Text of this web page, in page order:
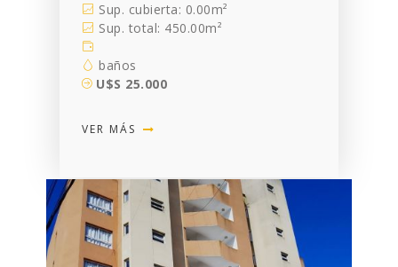
Sup. cubierta: 0.00m²
Sup. total: 450.00m²
baños
U$S 25.000
VER MÁS